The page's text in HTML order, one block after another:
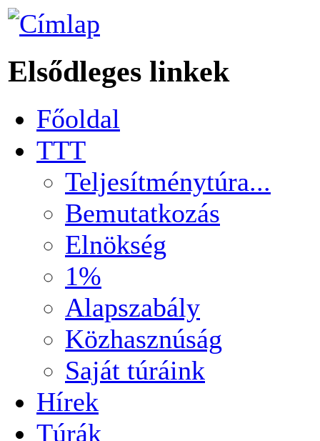
Elsődleges linkek
Főoldal
TTT
Teljesítménytúra...
Bemutatkozás
Elnökség
1%
Alapszabály
Közhasznúság
Saját túráink
Hírek
Túrák